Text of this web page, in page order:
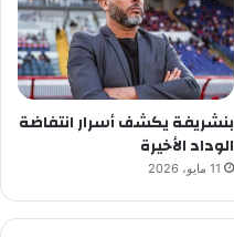
بنشريفة يكشف أسرار انتفاضة
الوداد الأخيرة
11 مايو، 2026